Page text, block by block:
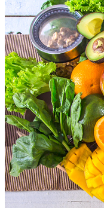
Athletico-PR